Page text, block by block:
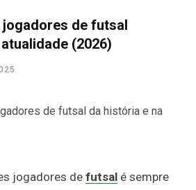
jogadores de futsal
(2026)
jogadores de futsal é sempre